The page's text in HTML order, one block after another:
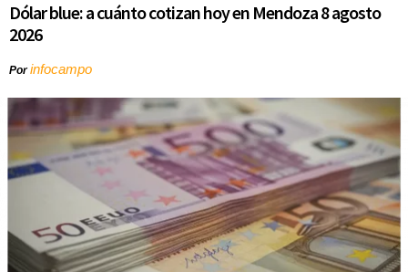
Dólar blue: a cuánto cotizan hoy en Mendoza 8 agosto
2026
Porinfocampo